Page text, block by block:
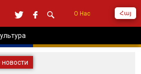
Հայ
О Нас